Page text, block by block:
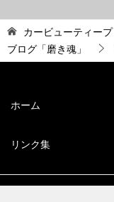
カービューティー
ブログ「磨き魂」
ホーム
リンク集